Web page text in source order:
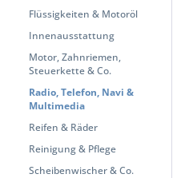
Flüssigkeiten & Motoröl
Innenausstattung
Motor, Zahnriemen,
Steuerkette & Co.
Radio, Telefon, Navi &
Multimedia
Reifen & Räder
Reinigung & Pflege
Scheibenwischer & Co.